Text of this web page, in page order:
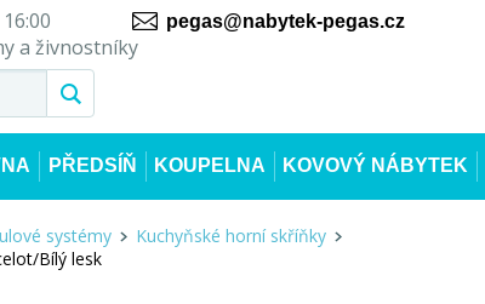
a živnostníky
pegas@nabytek-pegas.cz
PŘEDSÍŇ KOUPELNA KOVOVÝ NÁBYTEK
systémy
Kuchyňské horní skříňky
Bílý lesk